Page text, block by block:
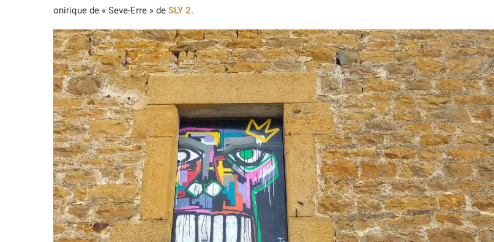
onirique de « Seve-Erre » de SLY 2.